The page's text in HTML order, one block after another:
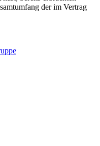
der im Vertrag